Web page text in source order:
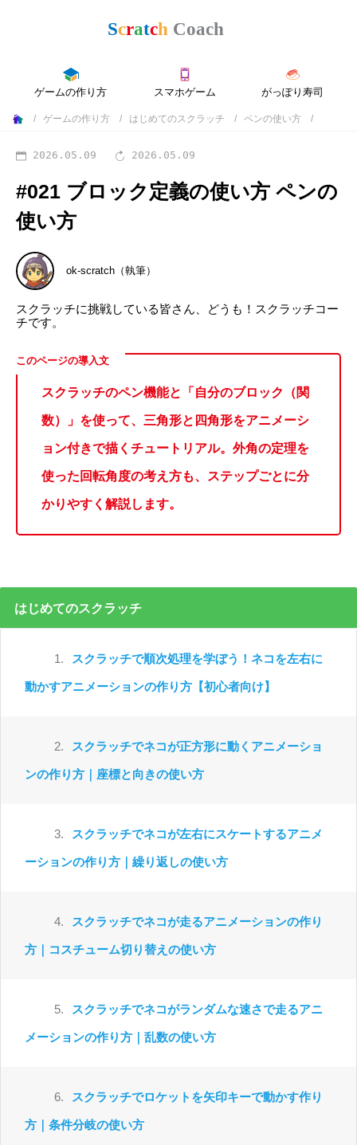
ゲームの作り方 スマホゲーム がっぽり寿司
ゲームの作り方 はじめてのスクラッチ ペンの使い方
2026.05.09 2026.05.09
#021 ブロック定義の使い方 ペンの
使い方
ok-scratch（執筆）
スクラッチに挑戦している皆さん、どうも！スクラッチコー
チです。
スクラッチのペン機能と「自分のブロック（関
数）」を使って、三角形と四角形をアニメーシ
ョン付きで描くチュートリアル。外角の定理を
使った回転角度の考え方も、ステップごとに分
かりやすく解説します。
はじめてのスクラッチ
1. スクラッチで順次処理を学ぼう！ネコを左右に
動かすアニメーションの作り方【初心者向け】
2. スクラッチでネコが正方形に動くアニメーショ
ンの作り方｜座標と向きの使い方
3. スクラッチでネコが左右にスケートするアニメ
ーションの作り方｜繰り返しの使い方
4. スクラッチでネコが走るアニメーションの作り
方｜コスチューム切り替えの使い方
5. スクラッチでネコがランダムな速さで走るアニ
メーションの作り方｜乱数の使い方
6. スクラッチでロケットを矢印キーで動かす作り
方｜条件分岐の使い方